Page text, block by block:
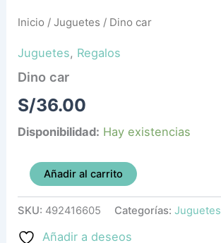
Inicio /Juguetes / Dino car
Juguetes, Regalos
Dino car
S/36.00
Disponibilidad: Hay existencias
Añadir al carrito
SKU: 492416605 Categorías:Juguetes
Añadir a deseos